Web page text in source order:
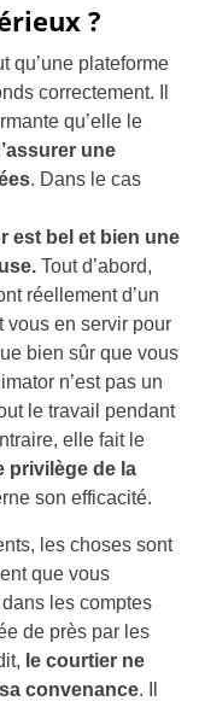
?
qu’une plateforme
correctement. Il
qu’elle le
une
. Dans le cas
est bel et bien une
Tout d’abord,
réellement d’un
vous en servir pour
bien sûr que vous
n’est pas un
le travail pendant
elle fait le
privilège de la
son efficacité.
les choses sont
que vous
les comptes
de près par les
le courtier ne
convenance. Il